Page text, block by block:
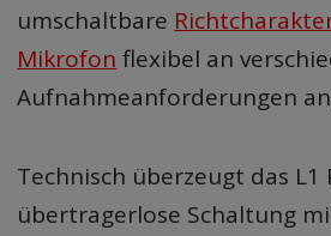
umschaltbare
Mikrofon flexibel an
Aufnahmeanforderungen
Technisch überzeugt das L1
übertragerlose Schaltung